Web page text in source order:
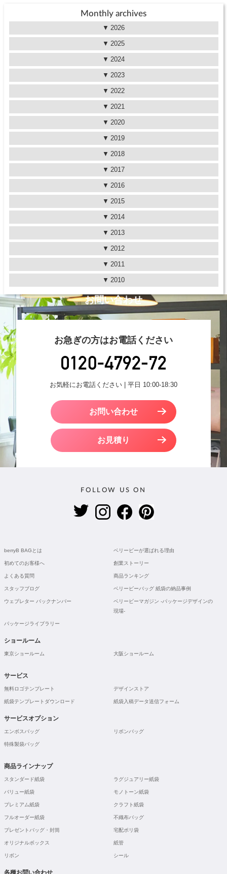
Monthly archives
2026
2025
2024
2023
2022
2021
2020
2019
2018
2017
2016
2015
2014
2013
2012
2011
2010
お問い合わせ
お急ぎの方はお電話ください
お気軽にお電話ください | 平日 10:00-18:30
お問い合わせ
お見積り
FOLLOW US ON
berryB BAGとは ベリービーが選ばれる理由
初めてのお客様へ 創業ストーリー
よくある質問 商品ランキング
スタッフブログ ベリービーバッグ 紙袋の納品事例
ウェブレター バックナンバー
ベリービーマガジン -パッケージデザインの
現場-
パッケージライブラリー
ショールーム
東京ショールーム 大阪ショールーム
サービス
無料ロゴテンプレート デザインストア
紙袋テンプレートダウンロード 紙袋入稿データ送信フォーム
サービスオプション
エンボスバッグ リボンバッグ
特殊製袋バッグ
商品ラインナップ
スタンダード紙袋 ラグジュアリー紙袋
バリュー紙袋 モノトーン紙袋
プレミアム紙袋 クラフト紙袋
フルオーダー紙袋 不織布バッグ
プレゼントバッグ・封筒 宅配ポリ袋
オリジナルボックス 紙管
リボン シール
各種お問い合わせ